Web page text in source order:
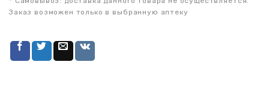
Заказ возможен только в выбранную аптеку